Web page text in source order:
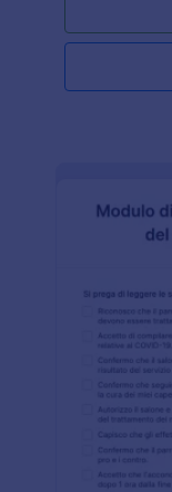
straordinario
contiene
emergenza,
e una firma